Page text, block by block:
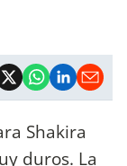
Shakira
duros. La